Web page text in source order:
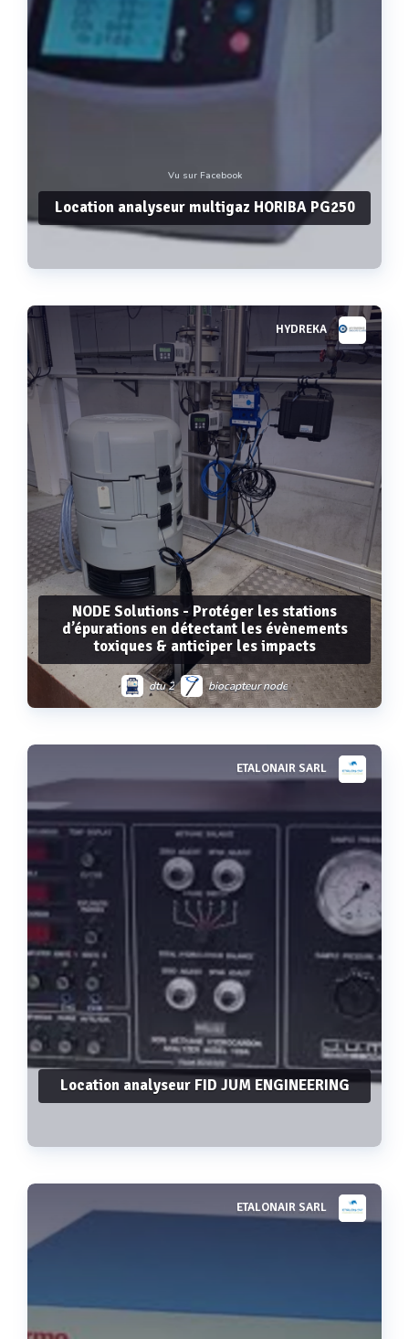
Vu sur Facebook
Location analyseur multigaz HORIBA PG250
Voir plus HYDREKA
NODE Solutions - Protéger les stations
d’épurations en détectant les évènements
toxiques & anticiper les impacts
dtu 2 biocapteur node
Voir plus ETALONAIR SARL
Location analyseur FID JUM ENGINEERING
Voir plus ETALONAIR SARL